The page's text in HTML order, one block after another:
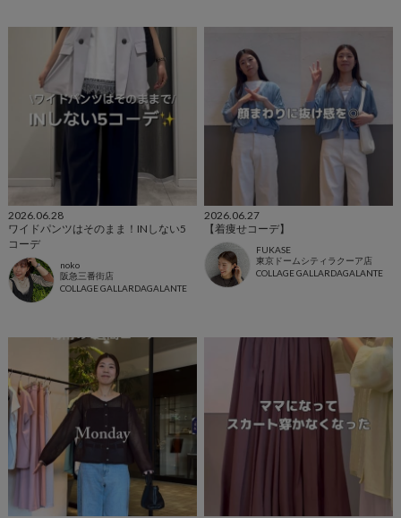
2026.06.28
ワイドパンツはそのまま！INしない5
コーデ
noko
阪急三番街店
COLLAGE GALLARDAGALANTE
2026.06.27
【着痩せコーデ】
FUKASE
東京ドームシティラクーア店
COLLAGE GALLARDAGALANTE